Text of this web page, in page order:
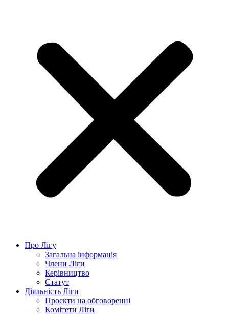
Про Лігу
Загальна інформація
Члени Ліги
Керівництво
Статут
Діяльність Ліги
Проєкти на обговоренні
Комітети Ліги